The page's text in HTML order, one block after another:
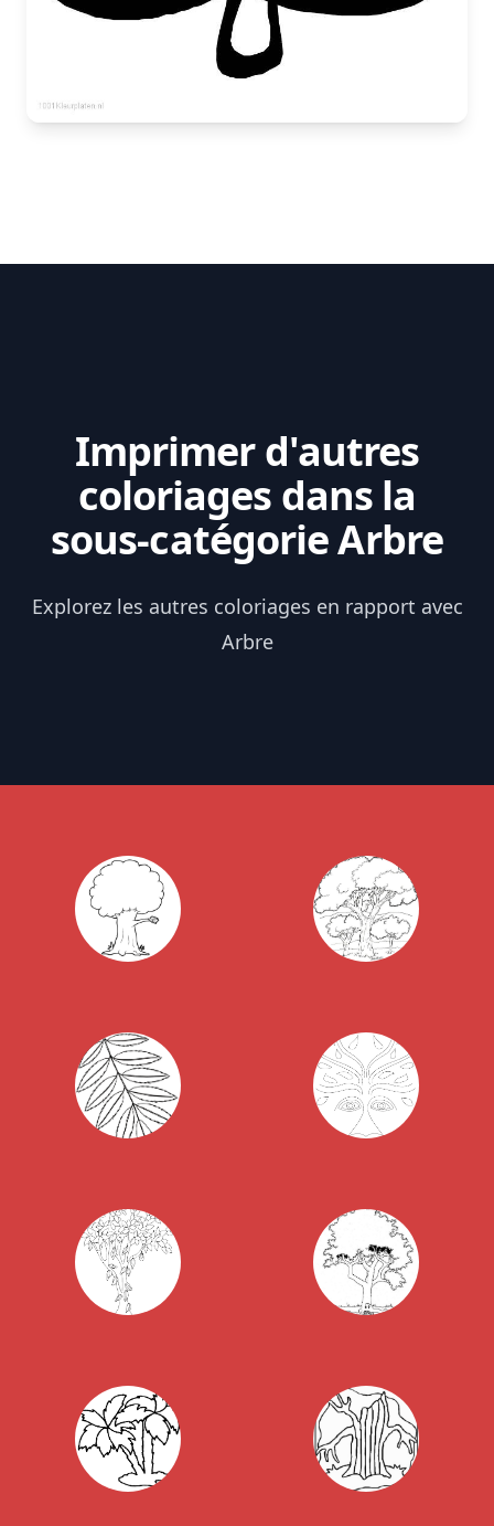
Imprimer d'autres
coloriages dans la
sous-catégorie Arbre
Explorez les autres coloriages en rapport avec
Arbre